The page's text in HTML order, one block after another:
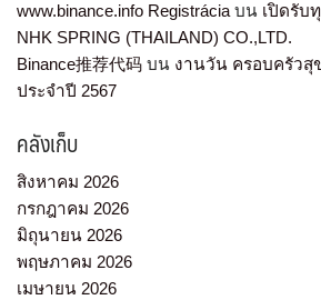
www.binance.info Registrácia บน เปิดรับ
NHK SPRING (THAILAND) CO.,LTD.
Binance推荐代码 บน งานวัน ครอบครัว
ประจำปี 2567
คลังเก็บ
สิงหาคม 2026
กรกฎาคม 2026
มิถุนายน 2026
พฤษภาคม 2026
เมษายน 2026